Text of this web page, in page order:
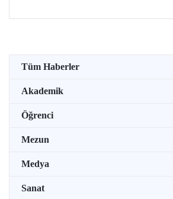
Tüm Haberler
Akademik
Öğrenci
Mezun
Medya
Sanat